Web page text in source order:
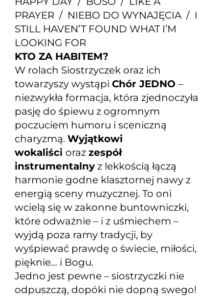
PRAYER / NIEBO DO WYNAJĘCIA / I
STILL HAVEN’T FOUND WHAT I’M
LOOKING FOR
KTO ZA HABITEM?
W rolach Siostrzyczek oraz ich
towarzyszy wystąpi Chór JEDNO –
niezwykła formacja, która zjednoczyła
pasję do śpiewu z ogromnym
poczuciem humoru i sceniczną
charyzmą. Wyjątkowi
wokaliści oraz zespół
instrumentalnyz lekkością łączą
harmonie godne klasztornej nawy z
energią sceny muzycznej. To oni
wcielą się w zakonne buntowniczki,
które odważnie – i z uśmiechem –
wyjdą poza ramy tradycji, by
wyśpiewać prawdę o świecie, miłości,
pięknie… i Bogu.
Jedno jest pewne – siostrzyczki nie
odpuszczą, dopóki nie dopną swego!